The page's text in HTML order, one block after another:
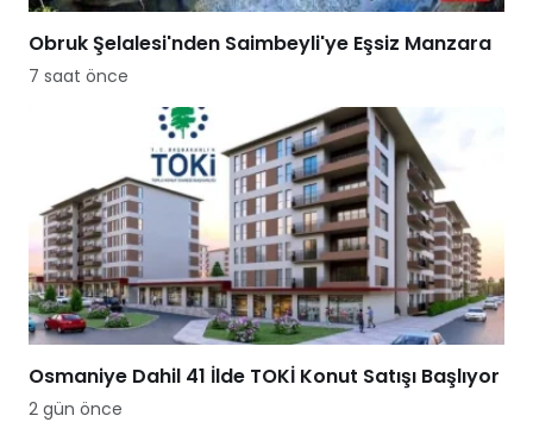
Obruk Şelalesi'nden Saimbeyli'ye Eşsiz Manzara
7 saat önce
Osmaniye Dahil 41 İlde TOKİ Konut Satışı Başlıyor
2 gün önce